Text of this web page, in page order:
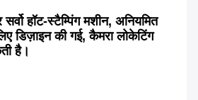
हॉट-स्टैम्पिंग मशीन, अनियमित
डिज़ाइन की गई, कैमरा लोकेटिंग
है।